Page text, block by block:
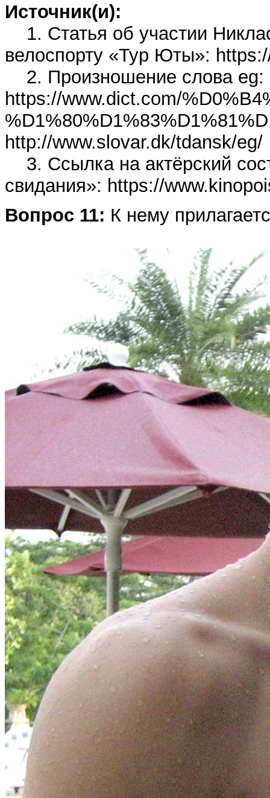
Источник(и):
1. Статья об участии
велоспорту «Тур Юты»:
2. Произношение слова eg:
https://www.dict.com/
http://www.slovar.dk/tdansk/eg/
3. Ссылка на актёрский
свидания»: https://
Вопрос 11: К нему